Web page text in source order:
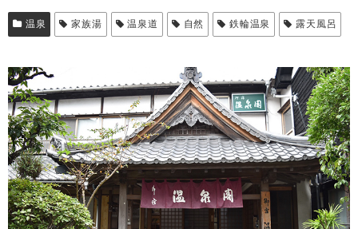
温泉 家族湯 温泉道 自然 鉄輪温泉 露天風呂